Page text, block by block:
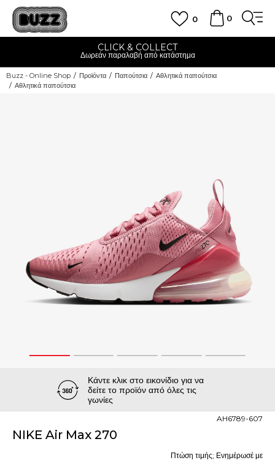
0
0
CLICK & COLLECT
Δωρεάν παραλαβή από κατάστημα
Buzz - Online Shop Προϊόντα Παπούτσια
Αθλητικά παπούτσια
Αθλητικά παπούτσια
1 2 3 4 5
Κάντε κλικ στο εικονίδιο για να
δείτε το προϊόν από όλες τις
γωνίες
NIKE Air Max 270
AH6789-607
Πτώση τιμής; Ενημέρωσέ με